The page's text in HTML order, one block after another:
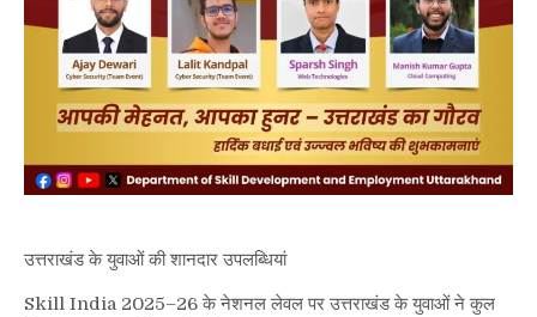
उत्तराखंड के युवाओं की शानदार उपलब्धियां
Skill India 2025–26 के नेशनल लेवल पर उत्तराखंड के युवाओं ने कुल